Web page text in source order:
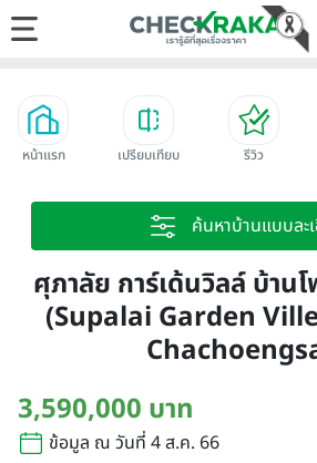
หน้าแรก เปรียบเทียบ รีวิว
ค้นหาบ้านแบบละ
ศุภาลัย การ์เด้นวิลล์ บ้านโ
(Supalai Garden
3,590,000 บาท
ข้อมูล ณ วันที่ 4 ส.ค. 66